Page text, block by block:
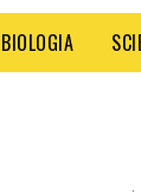
BIOLOGIA